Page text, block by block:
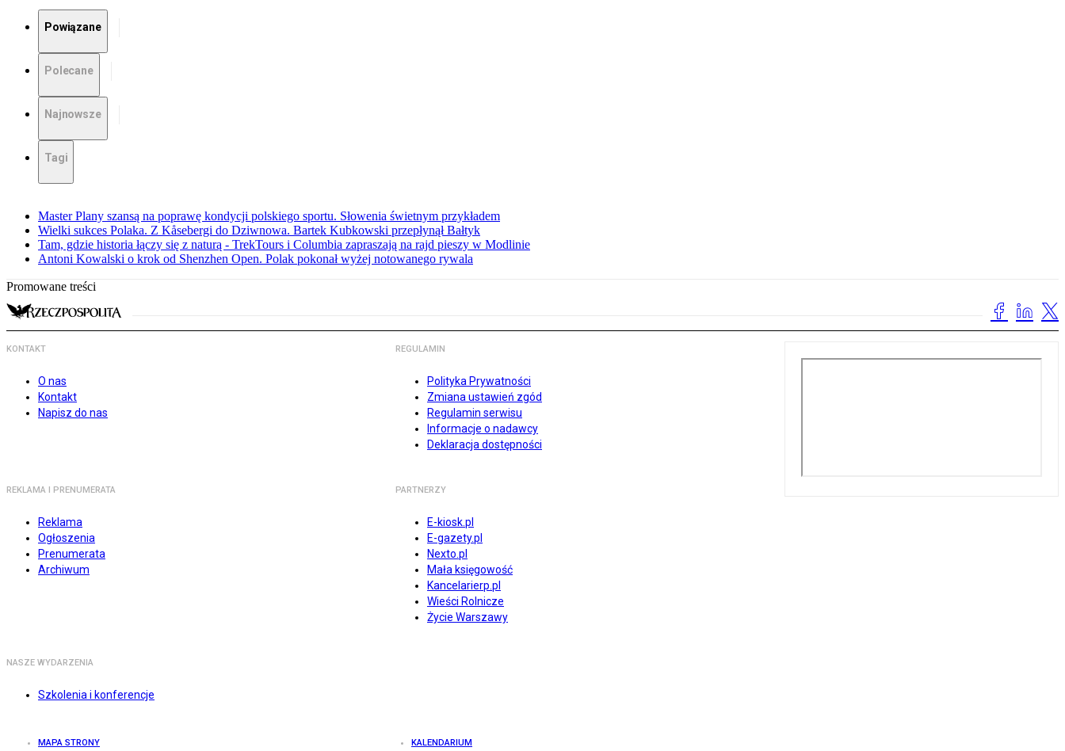
Powiązane
Polecane
Najnowsze
Tagi
Master Plany szansą na poprawę kondycji polskiego sportu. Słowenia świetnym przykładem
Wielki sukces Polaka. Z Kåsebergi do Dziwnowa. Bartek Kubkowski przepłynął Bałtyk
Tam, gdzie historia łączy się z naturą - TrekTours i Columbia zapraszają na rajd pieszy w Modlinie
Antoni Kowalski o krok od Shenzhen Open. Polak pokonał wyżej notowanego rywala
Promowane treści
KONTAKT
O nas
Kontakt
Napisz do nas
REGULAMIN
Polityka Prywatności
Zmiana ustawień zgód
Regulamin serwisu
Informacje o nadawcy
Deklaracja dostępności
REKLAMA I PRENUMERATA
Reklama
Ogłoszenia
Prenumerata
Archiwum
PARTNERZY
E-kiosk.pl
E-gazety.pl
Nexto.pl
Mała księgowość
Kancelarierp.pl
Wieści Rolnicze
Życie Warszawy
NASZE WYDARZENIA
Szkolenia i konferencje
MAPA STRONY KALENDARIUM